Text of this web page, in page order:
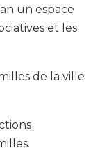
un espace
et les
de la ville